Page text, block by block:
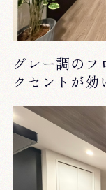
グレー調のフ
クセントが効